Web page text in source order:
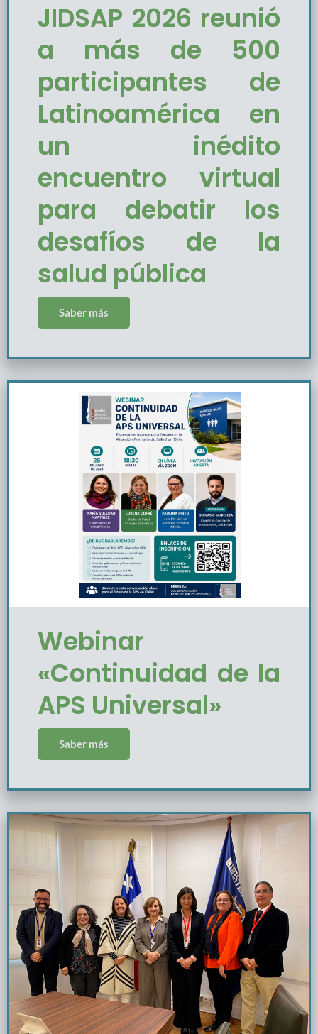
JIDSAP 2026 reunió
a más de 500
participantes de
Latinoamérica en
un inédito
encuentro virtual
para debatir los
desafíos de la
salud pública
Saber más
Webinar
«Continuidad de la
APS Universal»
Saber más